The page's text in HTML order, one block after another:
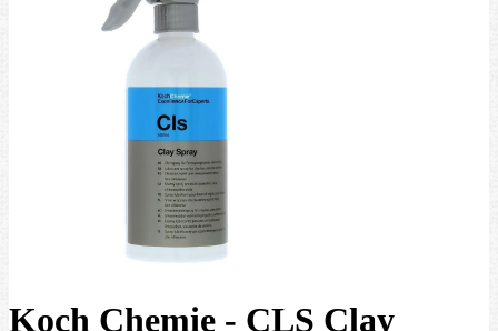
Koch Chemie - CLS Clay